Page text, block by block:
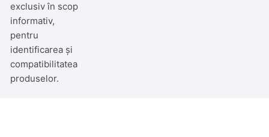
exclusiv în scop
informativ,
pentru
identificarea și
compatibilitatea
produselor.